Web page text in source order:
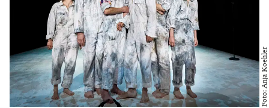
Foto: Anja Koehler